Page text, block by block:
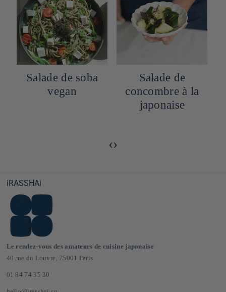
Salade de soba
vegan
Salade de
concombre à la
japonaise
‹›
iRASSHAi
Le rendez-vous des amateurs de cuisine japonaise
40 rue du Louvre, 75001 Paris
01 84 74 35 30